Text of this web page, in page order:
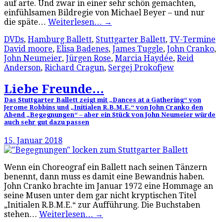
auf arte. Und zwar in einer sehr schön gemachten,
einfühlsamen Bildregie von Michael Beyer – und nur
die späte… Weiterlesen… →
DVDs, Hamburg Ballett, Stuttgarter Ballett, TV-Termine
David moore, Elisa Badenes, James Tuggle, John Cranko,
John Neumeier, Jürgen Rose, Marcia Haydée, Reid
Anderson, Richard Cragun, Sergej Prokofjew
Liebe Freunde…
Das Stuttgarter Ballett zeigt mit „Dances at a Gathering“ von
Jerome Robbins und „Initialen R.B.M.E.“ von John Cranko den
Abend „Begegnungen“ – aber ein Stück von John Neumeier würde
auch sehr gut dazu passen
15. Januar 2018
Wenn ein Choreograf ein Ballett nach seinen Tänzern
benennt, dann muss es damit eine Bewandnis haben.
John Cranko brachte im Januar 1972 eine Hommage an
seine Musen unter dem gar nicht kryptischen Titel
„Initialen R.B.M.E.“ zur Aufführung. Die Buchstaben
stehen… Weiterlesen… →